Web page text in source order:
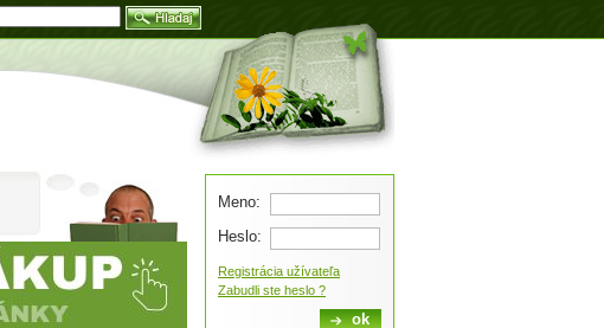
Meno:
Heslo:
Registrácia užívateľa
Zabudli ste heslo ?